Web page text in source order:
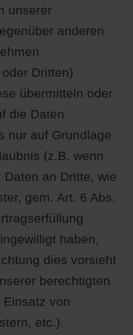
unserer
anderen
Dritten)
übermitteln oder
die Daten
nur auf Grundlage
(z.B. wenn
an Dritte, wie
gem. Art. 6 Abs.
haben,
dies vorsieht
berechtigten
von
etc.).